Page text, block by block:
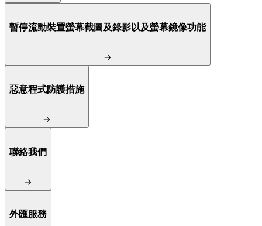
暫停流動裝置螢幕截圖及錄影以及螢幕鏡像功能
惡意程式防護措施
聯絡我們
外匯服務